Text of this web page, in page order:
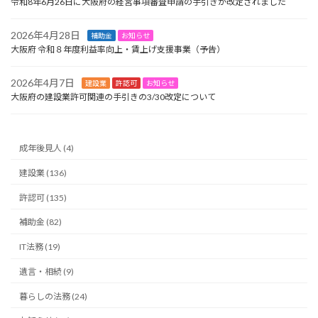
2026年4月28日 補助金 お知らせ
大阪府 令和８年度利益率向上・賃上げ支援事業（予告）
2026年4月7日 建設業 許認可 お知らせ
大阪府の建設業許可関連の手引きの3/30改定について
成年後見人 (4)
建設業 (136)
許認可 (135)
補助金 (82)
IT法務 (19)
遺言・相続 (9)
暮らしの法務 (24)